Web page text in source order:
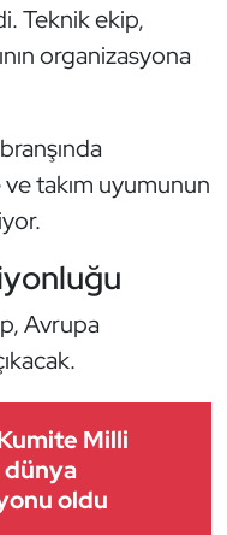
Teknik ekip,
organizasyona
takım uyumunun
Avrupa
Milli
dünya
oldu